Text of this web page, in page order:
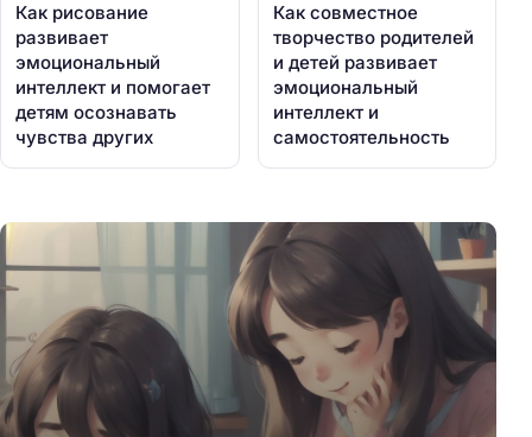
Как рисование
развивает
эмоциональный
интеллект и помогает
детям осознавать
чувства других
Как совместное
творчество родителей
и детей развивает
эмоциональный
интеллект и
самостоятельность